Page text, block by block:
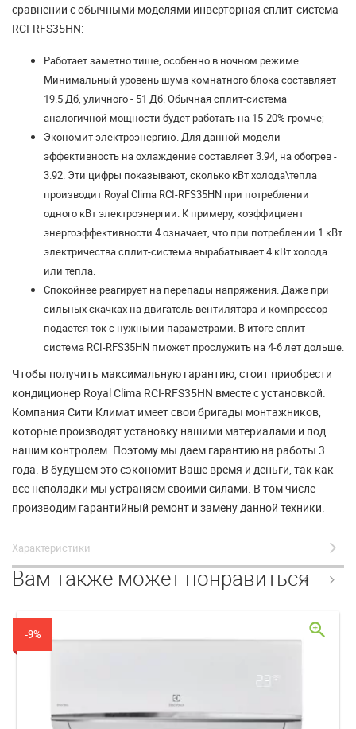
сравнении с обычными моделями инверторная сплит-система
RCI-RFS35HN:
Работает заметно тише, особенно в ночном режиме.
Минимальный уровень шума комнатного блока составляет
19.5 Дб, уличного - 51 Дб. Обычная сплит-система
аналогичной мощности будет работать на 15-20% громче;
Экономит электроэнергию. Для данной модели
эффективность на охлаждение составляет 3.94, на обогрев -
3.92. Эти цифры показывают, сколько кВт холода\тепла
производит Royal Clima RCI-RFS35HN при потреблении
одного кВт электроэнергии. К примеру, коэффициент
энергоэффективности 4 означает, что при потреблении 1 кВт
электричества сплит-система вырабатывает 4 кВт холода
или тепла.
Спокойнее реагирует на перепады напряжения. Даже при
сильных скачках на двигатель вентилятора и компрессор
подается ток с нужными параметрами. В итоге сплит-
система RCI-RFS35HN пможет прослужить на 4-6 лет дольше.
Чтобы получить максимальную гарантию, стоит приобрести
кондиционер Royal Clima RCI-RFS35HN вместе с установкой.
Компания Сити Климат имеет свои бригады монтажников,
которые производят установку нашими материалами и под
нашим контролем. Поэтому мы даем гарантию на работы 3
года. В будущем это сэкономит Ваше время и деньги, так как
все неполадки мы устраняем своими силами. В том числе
производим гарантийный ремонт и замену данной техники.
Характеристики
Вам также может понравиться
-9% zoom_in